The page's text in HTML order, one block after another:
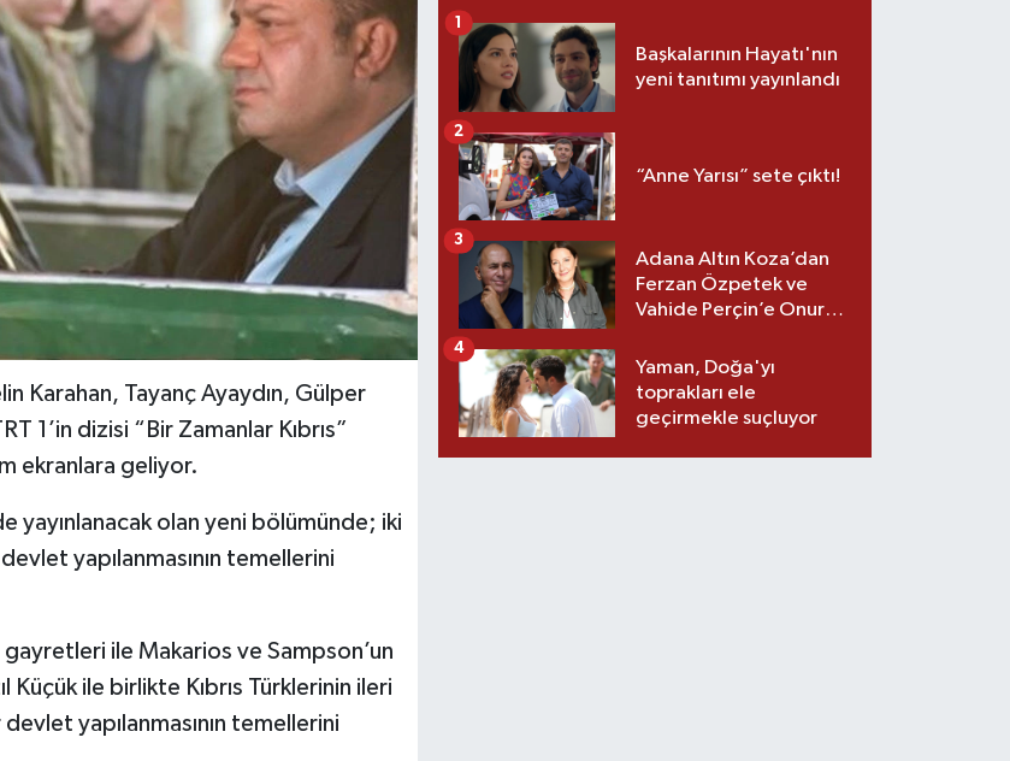
Karahan, Tayanç Ayaydın, Gülper
1’in dizisi “Bir Zamanlar Kıbrıs”
ekranlara geliyor.
yayınlanacak olan yeni bölümünde; iki
yapılanmasının temellerini
ile Makarios ve Sampson’un
Küçük ile birlikte Kıbrıs Türklerinin ileri
yapılanmasının temellerini
Başkalarının Hayatı'nın
yeni tanıtımı yayınlandı
1
“Anne Yarısı” sete çıktı!
2
Adana Altın Koza’dan
Ferzan Özpetek ve
Vahide Perçin’e Onur
3
Yaman, Doğa'yı
toprakları ele
geçirmekle suçluyor
4